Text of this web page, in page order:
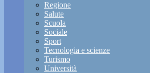
Regione
Salute
Scuola
Sociale
Sport
Tecnologia e scienze
Turismo
Università